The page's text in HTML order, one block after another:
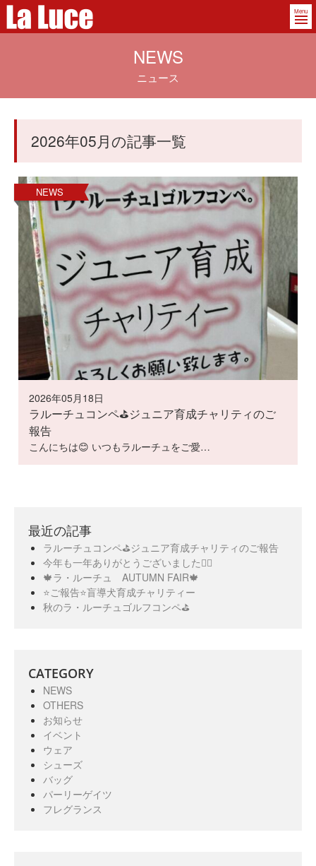
Menu
NEWS
ニュース
2026年05月の記事一覧
NEWS
2026年05月18日
ラルーチュコンペ⛳️ジュニア育成チャリティのご
報告
こんにちは😊 いつもラルーチュをご愛…
最近の記事
ラルーチュコンペ⛳️ジュニア育成チャリティのご報告
今年も一年ありがとうございました🙇‍♀️
🍁ラ・ルーチュ AUTUMN FAIR🍁
⭐️ご報告⭐️盲導犬育成チャリティー
秋のラ・ルーチュゴルフコンペ⛳️
CATEGORY
NEWS
OTHERS
お知らせ
イベント
ウェア
シューズ
バッグ
パーリーゲイツ
フレグランス